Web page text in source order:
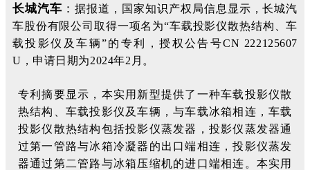
长城汽车 ： 据报道，国家知识产权局信息显示，长城汽
车股份有限公司取得一项名为“车载投影仪散热结构、车
载投影仪及车辆”的专利，授权公告号CN 222125607
U，申请日期为2024年2月。
专利摘要显示，本实用新型提供了一种车载投影仪散
热结构、车载投影仪及车辆，与车载冰箱相连，车载
投影仪散热结构包括投影仪蒸发器，投影仪蒸发器通
过第一管路与冰箱冷凝器的出口端相连，投影仪蒸发
器通过第二管路与冰箱压缩机的进口端相连。本实用